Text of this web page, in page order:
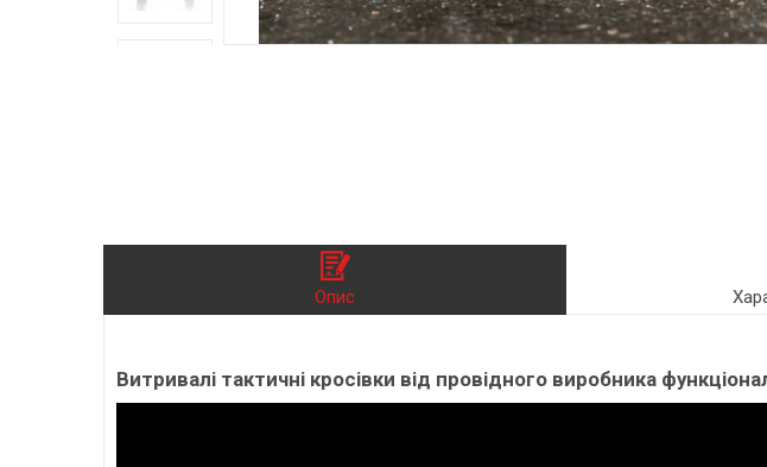
Опис
Витривалі тактичні кросівки від провідного виробника